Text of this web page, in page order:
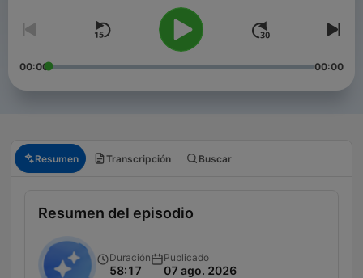
00:00 00:00
Resumen Transcripción Buscar
Resumen del episodio
Duración
58:17
Publicado
07 ago. 2026